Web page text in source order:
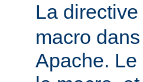
La directive
macro
Apache.